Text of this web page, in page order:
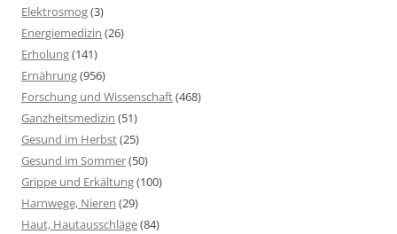
Elektrosmog(3)
Energiemedizin (26)
Erholung(141)
Ernährung(956)
Forschung und Wissenschaft(468)
Ganzheitsmedizin (51)
Gesund im Herbst(25)
Gesund im Sommer(50)
Grippe und Erkältung(100)
Harnwege, Nieren (29)
Haut, Hautausschläge(84)